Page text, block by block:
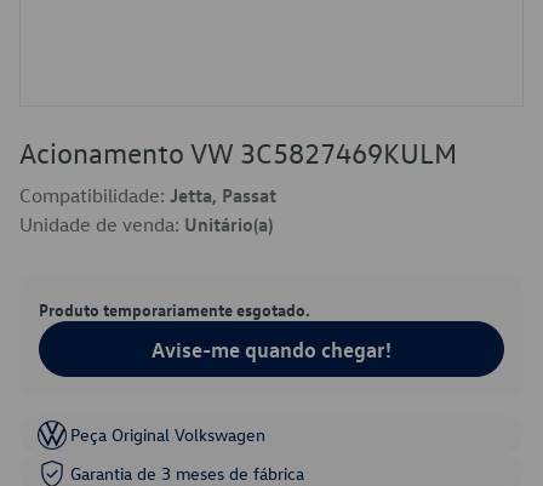
Acionamento VW 3C5827469KULM
Compatibilidade: Jetta, Passat
Unidade de venda: Unitário(a)
Produto temporariamente esgotado.
Avise-me quando chegar!
Peça Original Volkswagen
Garantia de 3 meses de fábrica